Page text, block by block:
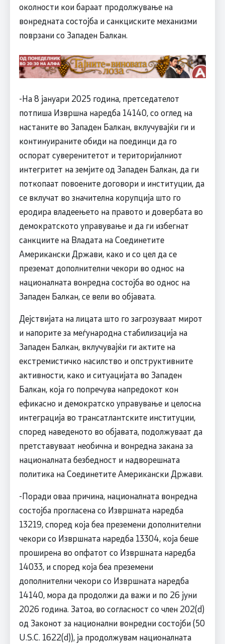
околности кои бараат продолжување на
вонредната состојба и санкциските механизми
поврзани со Западен Балкан.
-На 8 јануари 2025 година, претседателот
потпиша Извршна наредба 14140, со оглед на
настаните во Западен Балкан, вклучувајќи ги и
континуираните обиди на поединци да го
оспорат суверенитетот и територијалниот
интегритет на земјите од Западен Балкан, да ги
поткопаат повоените договори и институции, да
се вклучат во значителна корупција што го
еродира владеењето на правото и довербата во
демократското управување и да ги избегнат
санкциите на Владата на Соединетите
Американски Држави, како и со цел да се
преземат дополнителни чекори во однос на
националната вонредна состојба во однос на
Западен Балкан, се вели во објавата.
Дејствијата на лицата што го загрозуваат мирот
и напорите за меѓународна стабилизација на
Западен Балкан, вклучувајќи ги актите на
екстремистичко насилство и опструктивните
активности, како и ситуацијата во Западен
Балкан, која го попречува напредокот кон
ефикасно и демократско управување и целосна
интеграција во трансатлантските институции,
според наведеното во објавата, подолжуваат да
претставуваат необична и вонредна закана за
националната безбедност и надворешната
политика на Соединетите Американски Држави.
-Поради оваа причина, националната вонредна
состојба прогласена со Извршната наредба
13219, според која беа преземени дополнителни
чекори со Извршната наредба 13304, која беше
проширена во опфатот со Извршната наредба
14033, и според која беа преземени
дополнителни чекори со Извршната наредба
14140, мора да продолжи да важи и по 26 јуни
2026 година. Затоа, во согласност со член 202(d)
од Законот за национални вонредни состојби (50
U.S.C. 1622(d)), ја продолжувам националната